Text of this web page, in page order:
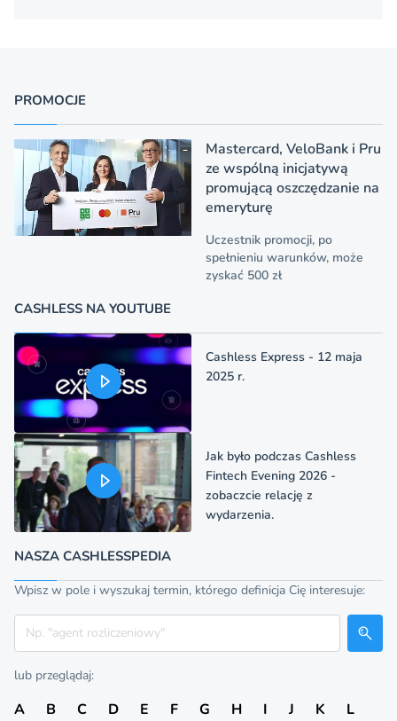
PROMOCJE
Mastercard, VeloBank i Pru
ze wspólną inicjatywą
promującą oszczędzanie na
emeryturę
Uczestnik promocji, po
spełnieniu warunków, może
zyskać 500 zł
CASHLESS NA YOUTUBE
Cashless Express - 12 maja
2025 r.
Jak było podczas Cashless
Fintech Evening 2026 -
zobaczcie relację z
wydarzenia.
NASZA CASHLESSPEDIA
Wpisz w pole i wyszukaj termin, którego definicja Cię interesuje:
Szukaj
lub przeglądaj:
A B C D E F G H I J K
L